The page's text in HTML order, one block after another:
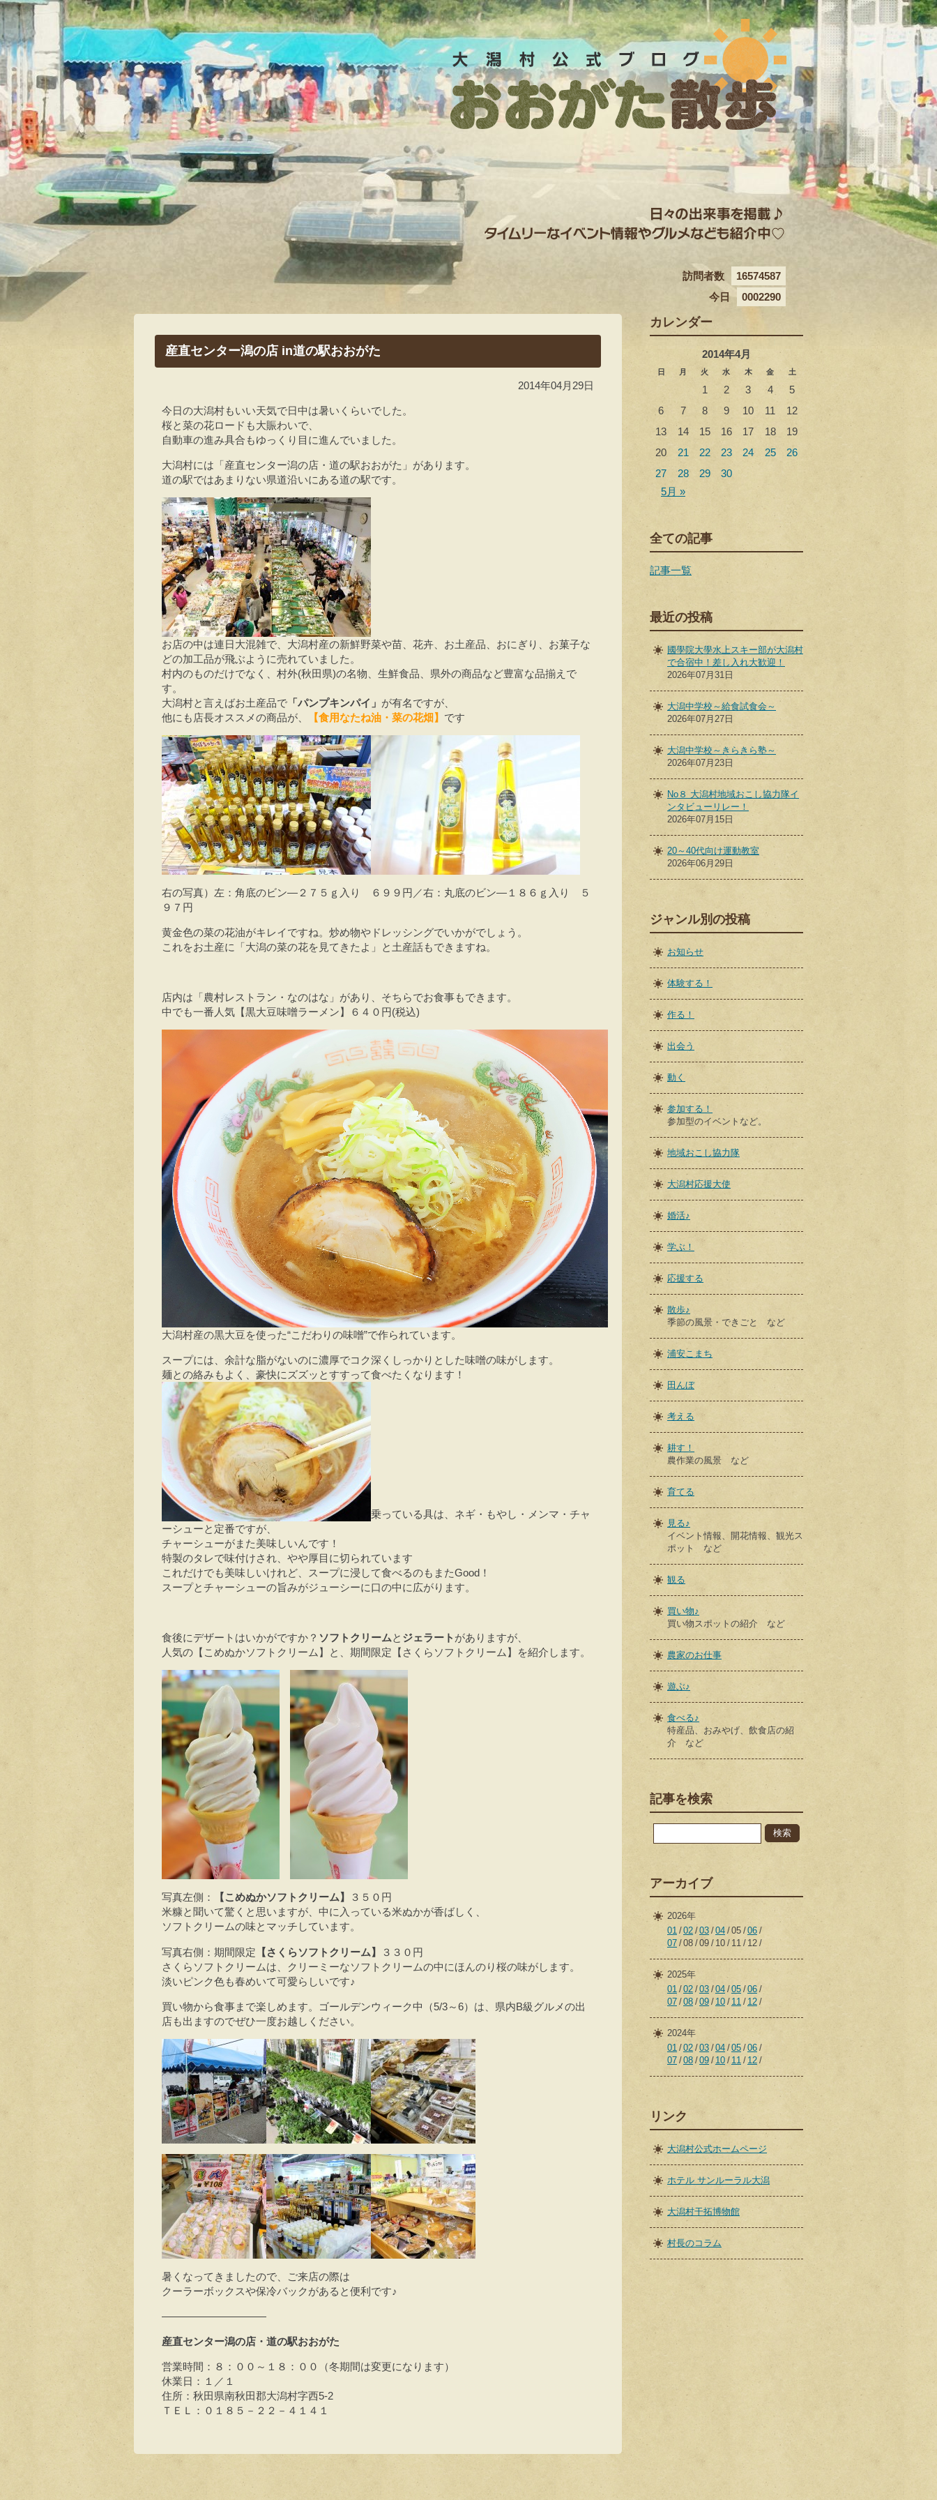
訪問者数
16574587
今日
0002290
産直センター潟の店 in道の駅おおがた
2014年04月29日
今日の大潟村もいい天気で日中は暑いくらいでした。
桜と菜の花ロードも大賑わいで、
自動車の進み具合もゆっくり目に進んでいました。
大潟村には「産直センター潟の店・道の駅おおがた」があります。
道の駅ではあまりない県道沿いにある道の駅です。
お店の中は連日大混雑で、大潟村産の新鮮野菜や苗、花卉、お土産品、おにぎり、お菓子な
どの加工品が飛ぶように売れていました。
村内のものだけでなく、村外(秋田県)の名物、生鮮食品、県外の商品など豊富な品揃えで
す。
大潟村と言えばお土産品で 「パンプキンパイ」 が有名ですが、
他にも店長オススメの商品が、
【食用なたね油・菜の花畑】 です
右の写真）左：角底のビン―２７５ｇ入り ６９９円／右：丸底のビン―１８６ｇ入り ５
９７円
黄金色の菜の花油がキレイですね。炒め物やドレッシングでいかがでしょう。
これをお土産に「大潟の菜の花を見てきたよ」と土産話もできますね。
店内は「農村レストラン・なのはな」があり、そちらでお食事もできます。
中でも一番人気【黒大豆味噌ラーメン】６４０円(税込)
大潟村産の黒大豆を使った“こだわりの味噌”で作られています。
スープには、余計な脂がないのに濃厚でコク深くしっかりとした味噌の味がします。
麺との絡みもよく、豪快にズズッとすすって食べたくなります！
乗っている具は、ネギ・もやし・メンマ・チャ
ーシューと定番ですが、
チャーシューがまた美味しいんです！
特製のタレで味付けされ、やや厚目に切られています
これだけでも美味しいけれど、スープに浸して食べるのもまたGood！
スープとチャーシューの旨みがジューシーに口の中に広がります。
食後にデザートはいかがですか？ ソフトクリームと ジェラート がありますが、
人気の【こめぬかソフトクリーム】と、期間限定【さくらソフトクリーム】を紹介します。
写真左側： 【こめぬかソフトクリーム】
３５０円
米糠と聞いて驚くと思いますが、中に入っている米ぬかが香ばしく、
ソフトクリームの味とマッチしています。
写真右側：期間限定 【さくらソフトクリーム】
３３０円
さくらソフトクリームは、クリーミーなソフトクリームの中にほんのり桜の味がします。
淡いピンク色も春めいて可愛らしいです♪
買い物から食事まで楽しめます。ゴールデンウィーク中（5/3～6）は、県内B級グルメの出
店も出ますのでぜひ一度お越しください。
暑くなってきましたので、ご来店の際は
クーラーボックスや保冷バックがあると便利です♪
――――――――――
産直センター潟の店・道の駅おおがた
営業時間：８：００～１８：００（冬期間は変更になります）
休業日：１／１
住所：秋田県南秋田郡大潟村字西5-2
ＴＥＬ：０１８５－２２－４１４１
カレンダー
2014年4月
日 月 火 水 木 金 土
1 2 3 4
5
6
7 8 9 10 11
12
13
14 15 16 17 18
19
20
21 22 23 24 25
26
27
28 29
30
5月 »
全ての記事
記事一覧
最近の投稿
國學院大學水上スキー部が大潟村
で合宿中！差し入れ大歓迎！
2026年07月31日
大潟中学校～給食試食会～
2026年07月27日
大潟中学校～きらきら塾～
2026年07月23日
No８ 大潟村地域おこし協力隊イ
ンタビューリレー！
2026年07月15日
20～40代向け運動教室
2026年06月29日
ジャンル別の投稿
お知らせ
体験する！
作る！
出会う
動く
参加する！
参加型のイベントなど。
地域おこし協力隊
大潟村応援大使
婚活♪
学ぶ！
応援する
散歩♪
季節の風景・できごと など
浦安こまち
田んぼ
考える
耕す！
農作業の風景 など
育てる
見る♪
イベント情報、開花情報、観光ス
ポット など
観る
買い物♪
買い物スポットの紹介 など
農家のお仕事
遊ぶ♪
食べる♪
特産品、おみやげ、飲食店の紹
介 など
記事を検索
アーカイブ
2026年
01 02 03 04 05 06
07 08 09 10 11 12
2025年
01 02 03 04 05 06
07 08 09 10 11 12
2024年
01 02 03 04 05 06
07 08 09 10 11 12
リンク
大潟村公式ホームページ
ホテル サンルーラル大潟
大潟村干拓博物館
村長のコラム